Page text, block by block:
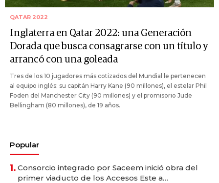
QATAR 2022
Inglaterra en Qatar 2022: una Generación
Dorada que busca consagrarse con un título y
arrancó con una goleada
Tres de los 10 jugadores más cotizados del Mundial le pertenecen
al equipo inglés: su capitán Harry Kane (90 millones), el estelar Phil
Foden del Manchester City (90 millones) y el promisorio Jude
Bellingham (80 millones), de 19 años.
Popular
1. Consorcio integrado por Saceem inició obra del
primer viaducto de los Accesos Este a